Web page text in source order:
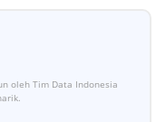
oleh Tim Data Indonesia